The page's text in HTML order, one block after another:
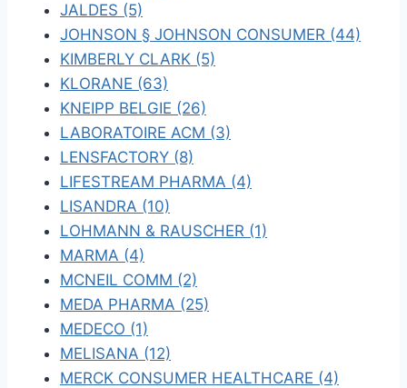
JALDES (5)
JOHNSON § JOHNSON CONSUMER (44)
KIMBERLY CLARK (5)
KLORANE (63)
KNEIPP BELGIE (26)
LABORATOIRE ACM (3)
LENSFACTORY (8)
LIFESTREAM PHARMA (4)
LISANDRA (10)
LOHMANN & RAUSCHER (1)
MARMA (4)
MCNEIL COMM (2)
MEDA PHARMA (25)
MEDECO (1)
MELISANA (12)
MERCK CONSUMER HEALTHCARE (4)